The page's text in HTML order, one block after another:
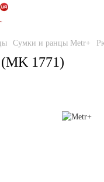
Сумки и ранцы Metr+
1771)